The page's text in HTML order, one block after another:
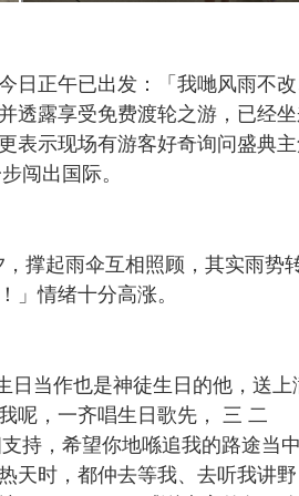
日正午已出发：「我哋风雨不改
透露享受免费渡轮之游，已经
表示现场有游客好奇询问盛典主
闯出国际。
撑起雨伞互相照顾，其实雨势
」情绪十分高涨。
日当作也是神徒生日的他，送上
呢，一齐唱生日歌先， 三 二
持，希望你地喺追我的路途当中
天时，都仲去等我、去听我讲野